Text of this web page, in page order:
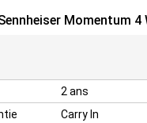
Momentum 4
2 ans
Carry In